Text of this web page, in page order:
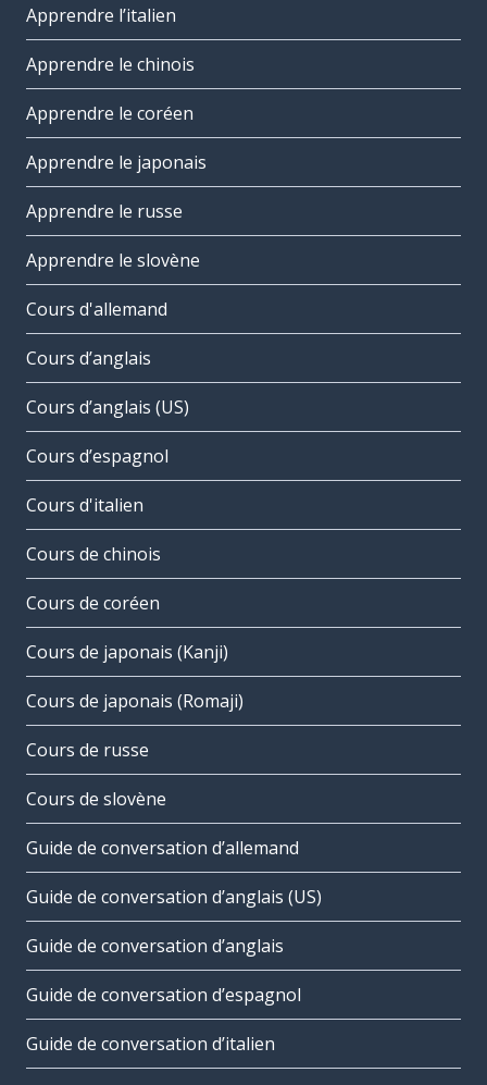
Apprendre l’italien
Apprendre le chinois
Apprendre le coréen
Apprendre le japonais
Apprendre le russe
Apprendre le slovène
Cours d'allemand
Cours d’anglais
Cours d’anglais (US)
Cours d’espagnol
Cours d'italien
Cours de chinois
Cours de coréen
Cours de japonais (Kanji)
Cours de japonais (Romaji)
Cours de russe
Cours de slovène
Guide de conversation d’allemand
Guide de conversation d’anglais (US)
Guide de conversation d’anglais
Guide de conversation d’espagnol
Guide de conversation d’italien